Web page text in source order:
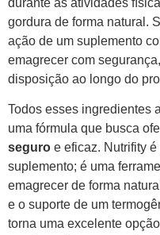
durante as atividades
gordura de forma natural.
ação de um suplemento
emagrecer com
disposição ao longo do
Todos esses ingredientes
uma fórmula que busca
seguro e eficaz. Nutrifity
suplemento; é uma
emagrecer de forma
e o suporte de um
torna uma excelente